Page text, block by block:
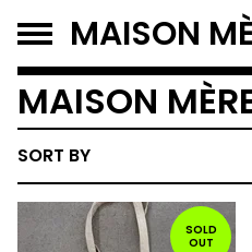
MAISON
MAISON
SORT BY
SOLD
OUT